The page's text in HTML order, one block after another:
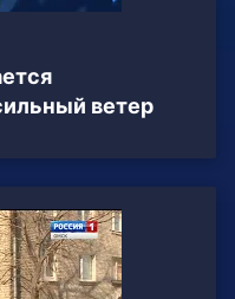
ветер